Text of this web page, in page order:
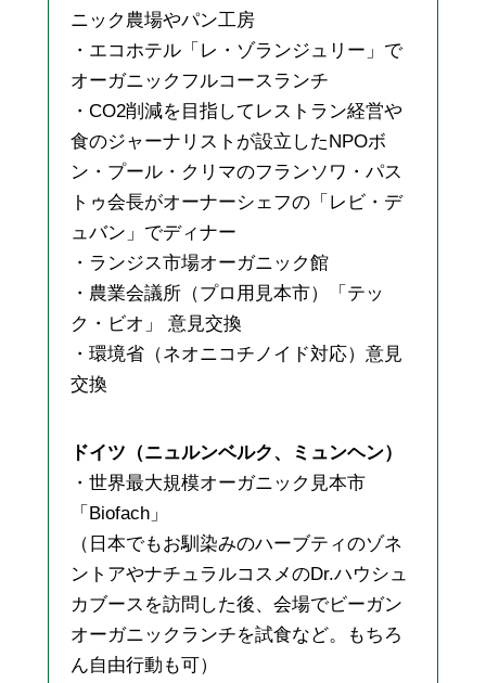
ニック農場やパン工房
・エコホテル「レ・ゾランジュリー」で
オーガニックフルコースランチ
・CO2削減を目指してレストラン経営や
食のジャーナリストが設立したNPOボ
ン・プール・クリマのフランソワ・パス
トゥ会長がオーナーシェフの「レビ・デ
ュバン」でディナー
・ランジス市場オーガニック館
・農業会議所（プロ用見本市）「テッ
ク・ビオ」 意見交換
・環境省（ネオニコチノイド対応）意見
交換
ドイツ（ニュルンベルク、ミュンヘン）
・世界最大規模オーガニック見本市
「Biofach」
（日本でもお馴染みのハーブティのゾネ
ントアやナチュラルコスメのDr.ハウシュ
カブースを訪問した後、会場でビーガン
オーガニックランチを試食など。もちろ
ん自由行動も可）